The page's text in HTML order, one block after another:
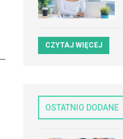
CZYTAJ WIĘCEJ
OSTATNIO DODANE